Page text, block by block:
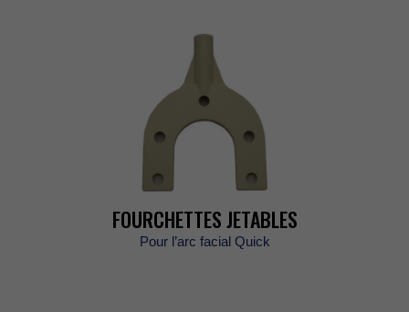
FOURCHETTESJETABLES
Pourl’arcfacialQuick